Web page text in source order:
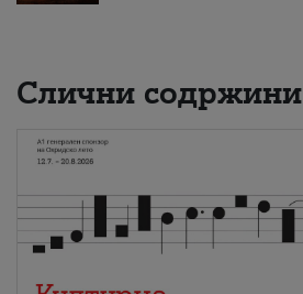
Слични содржини